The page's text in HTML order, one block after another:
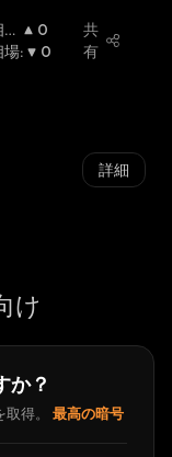
0
場: 0
共
有
詳細
け
か？
得。
最高の暗号